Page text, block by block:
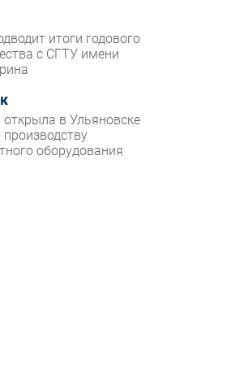
итоги годового
с СГТУ имени
открыла в Ульяновске
производству
оборудования